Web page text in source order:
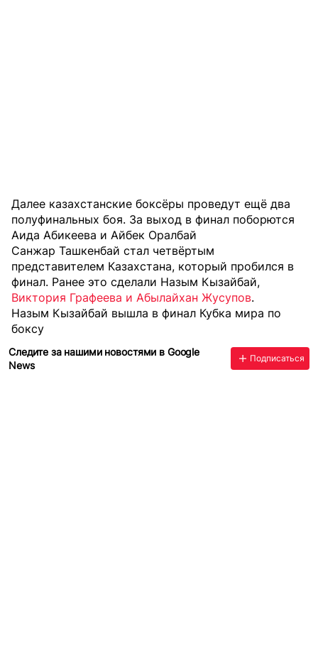
Далее казахстанские боксёры проведут ещё два
полуфинальных боя. За выход в финал поборются
Аида Абикеева и Айбек Оралбай
Санжар Ташкенбай стал четвёртым
представителем Казахстана, который пробился в
финал. Ранее это сделали Назым Кызайбай,
Виктория Графеева и Абылайхан Жусупов.
Назым Кызайбай вышла в финал Кубка мира по
боксу
Следите за нашими новостями в Google
News
Подписаться